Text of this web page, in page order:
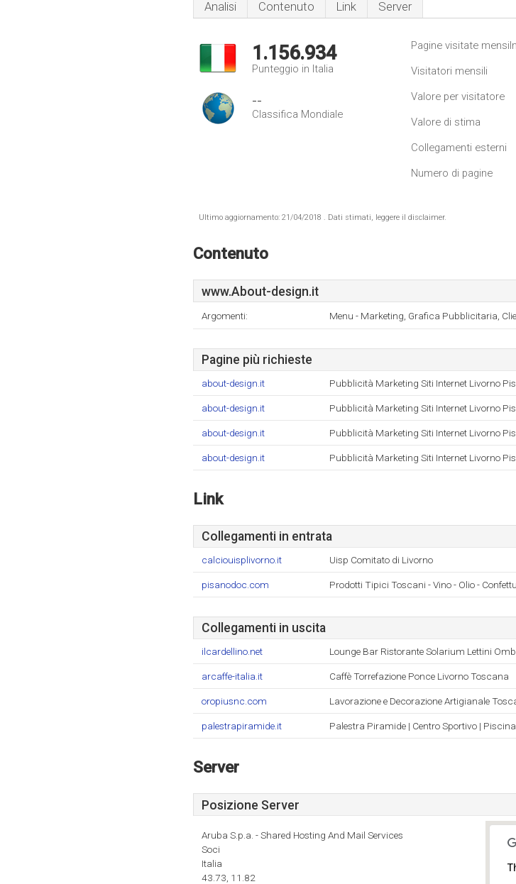
Analisi Contenuto Link Server
1.156.934
Punteggio in Italia
--
Classifica Mondiale
Pagine visitate
Visitatori mensili
Valore per visitatore
Valore di stima
Collegamenti esterni
Numero di pagine
Ultimo aggiornamento: 21/04/2018 . Dati stimati, leggere il disclaimer.
Contenuto
www.About-design.it
Argomenti: Menu - Marketing, Grafica Pubblicitaria,
Pagine più richieste
about-design.it Pubblicità Marketing Siti Internet Livorno
about-design.it Pubblicità Marketing Siti Internet Livorno
about-design.it Pubblicità Marketing Siti Internet Livorno
about-design.it Pubblicità Marketing Siti Internet Livorno
Link
Collegamenti in entrata
calciouisplivorno.it Uisp Comitato di Livorno
pisanodoc.com Prodotti Tipici Toscani - Vino - Olio -
Collegamenti in uscita
ilcardellino.net Lounge Bar Ristorante Solarium Lettini
arcaffe-italia.it Caffè Torrefazione Ponce Livorno Toscana
oropiusnc.com Lavorazione e Decorazione Artigianale
palestrapiramide.it Palestra Piramide | Centro Sportivo |
Server
Posizione Server
Aruba S.p.a. - Shared Hosting And Mail Services
Soci
Italia
43.73, 11.82